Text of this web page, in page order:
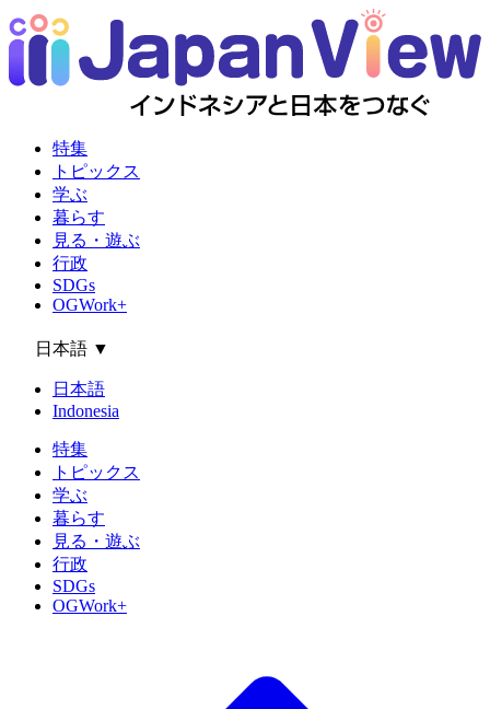
特集
トピックス
学ぶ
暮らす
見る・遊ぶ
行政
SDGs
OGWork+
日本語 ▼
日本語
Indonesia
特集
トピックス
学ぶ
暮らす
見る・遊ぶ
行政
SDGs
OGWork+